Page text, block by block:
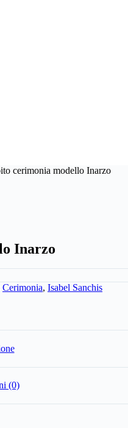
cerimonia modello Inarzo
Inarzo
Cerimonia, Isabel Sanchis
(0)